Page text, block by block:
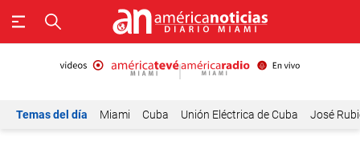
Temas del día Miami Cuba Unión Eléctrica de Cuba José